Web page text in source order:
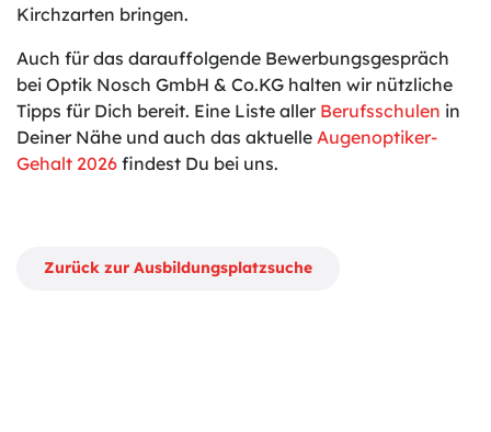
Kirchzarten bringen.
Auch für das darauffolgende Bewerbungsgespräch
bei Optik Nosch GmbH & Co.KG halten wir nützliche
Tipps für Dich bereit. Eine Liste aller Berufsschulen in
Deiner Nähe und auch das aktuelle Augenoptiker-
Gehalt 2026 findest Du bei uns.
Zurück zur Ausbildungsplatzsuche